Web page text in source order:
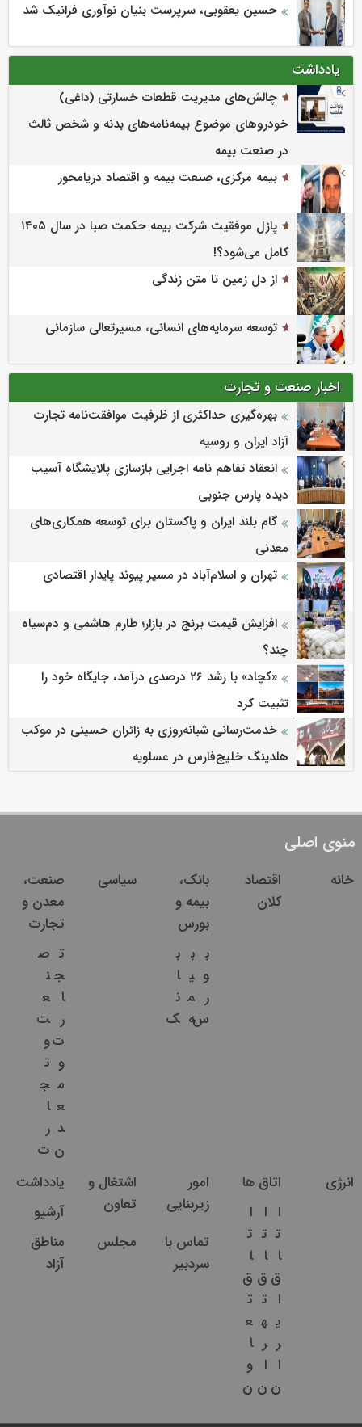
حسین یعقوبی، سرپرست بنیان نوآوری فرانیک شد
یادداشت
چالش‌های مدیریت قطعات خسارتی (داغی)
خودروهای موضوع بیمه‌نامه‌های بدنه و شخص ثالث
در صنعت بیمه
بیمه مرکزی، صنعت بیمه و اقتصاد دریامحور
پازل موفقیت شرکت بیمه حکمت صبا در سال ۱۴۰۵
کامل می‌شود؟!
از دل زمین تا متن زندگی
توسعه سرمایه‌های انسانی، مسیرتعالی سازمانی
اخبار صنعت و تجارت
بهره‌گیری حداکثری از ظرفیت موافقت‌نامه تجارت
آزاد ایران و روسیه
انعقاد تفاهم نامه اجرایی بازسازی پالایشگاه آسیب
دیده پارس جنوبی
گام بلند ایران و پاکستان برای توسعه همکاری‌های
معدنی
تهران و اسلام‌آباد در مسیر پیوند پایدار اقتصادی
افزایش قیمت برنج در بازار؛ طارم هاشمی و دم‌سیاه
چند؟
«کچاد» با رشد ۲۶ درصدی درآمد، جایگاه خود را
تثبیت کرد
خدمت‌رسانی شبانه‌روزی به زائران حسینی در موکب
هلدینگ خلیج‌فارس در عسلویه
منوی اصلی
خانه
اقتصاد
کلان
بانک،
بیمه و
بورس
ب
و
ر
س
ب
ی
م
ه
ب
ا
ن
ک
سیاسی
صنعت،
معدن و
تجارت
ت
ج
ا
ر
ت
و
م
ع
د
ن
ص
ن
ع
ت
و
ت
ج
ا
ر
ت
انرژی
اتاق ها
ا
ت
ا
ق
ا
ی
ر
ا
ن
ا
ت
ا
ق
ت
ه
ر
ا
ن
ا
ت
ا
ق
ت
ع
ا
و
ن
امور
زیربنایی
اشتغال و
تعاون
یادداشت
آرشیو
تماس با
سردبیر
مجلس
مناطق
آزاد